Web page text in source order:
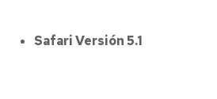
Safari Versión 5.1